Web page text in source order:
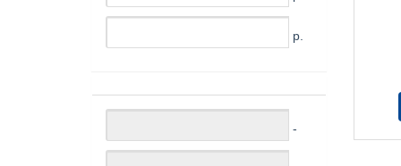
р.
-